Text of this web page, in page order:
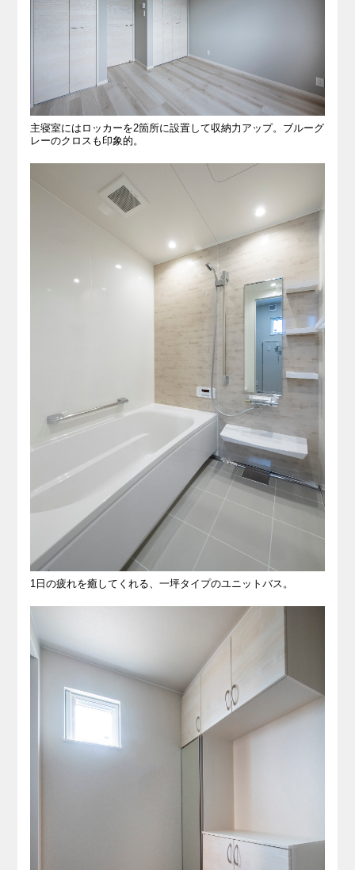
主寝室にはロッカーを2箇所に設置して収納力アップ。ブルーグ
レーのクロスも印象的。
1日の疲れを癒してくれる、一坪タイプのユニットバス。